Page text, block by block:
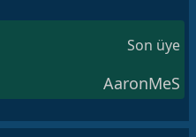
Son üye
AaronMeS